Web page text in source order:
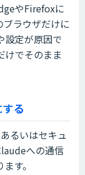
やFirefoxに
ラウザだけに
設定が原因で
けでそのまま
る
るいはセキュ
への通信
す。